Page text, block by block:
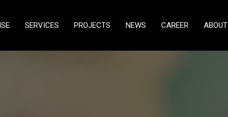
SERVICES PROJECTS NEWS CAREER ABOUT